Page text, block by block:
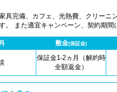
具完備、カフェ、光熱費、クリーニ
また適宜キャンペーン、契約期間
敷金(保証金)
保証金1-2ヵ月（解約時
全額返金）